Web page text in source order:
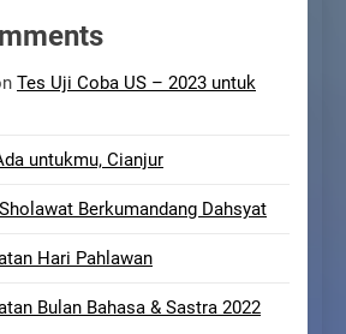
Tes Uji Coba US – 2023 untuk
untukmu, Cianjur
Berkumandang Dahsyat
Hari Pahlawan
Bulan Bahasa & Sastra 2022